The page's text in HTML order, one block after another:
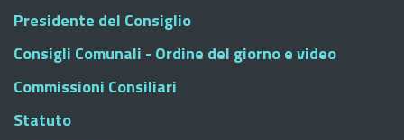
Presidente del Consiglio
Consigli Comunali - Ordine del giorno e video
Commissioni Consiliari
Statuto